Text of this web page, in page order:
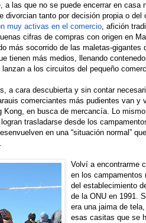
a las que no se puede encerrar en casa
divorcian tanto por decisión propia o del
muy activas en el comercio, afición
cifras de compras con origen en
más socorrido de las maletas-gigantes
tienen más medios, llenando
a los circuitos del pequeño
a cara descubierta y sin contar
comerciantes más pudientes van y
Kong, en busca de mercancía. Lo
trasladarse desde los
en una “situación normal”
Volví a encontrarme
en los campamentos
del establecimiento
de la ONU en 1991.
era una jaima de
esas casitas que se